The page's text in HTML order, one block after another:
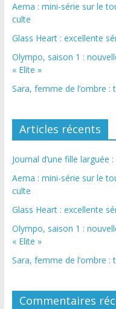
Aema : mini-série sur le
culte
Glass Heart : excellente
Olympo, saison 1 :
« Elite »
Sara, femme de l’ombre
Articles récents
Journal d’une fille
Aema : mini-série sur le
culte
Glass Heart : excellente
Olympo, saison 1 :
« Elite »
Sara, femme de l’ombre
Commentaires